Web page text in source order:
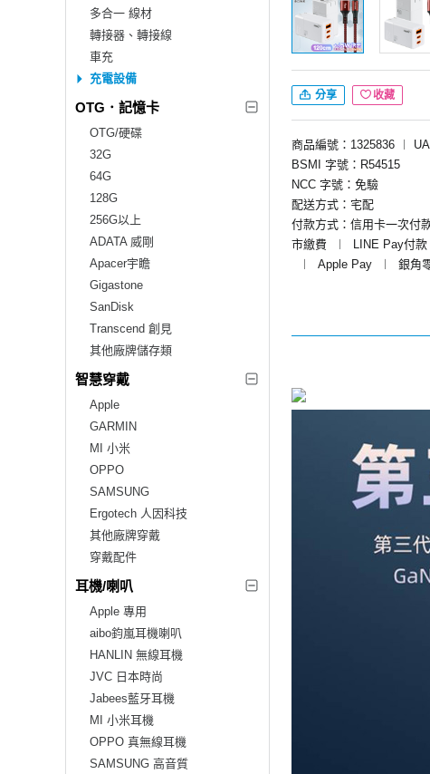
多合一 線材
轉接器、轉接線
車充
充電設備
OTG．記憶卡
OTG/硬碟
32G
64G
128G
256G以上
ADATA 威剛
Apacer宇瞻
Gigastone
SanDisk
Transcend 創見
其他廠牌儲存類
智慧穿戴
Apple
GARMIN
MI 小米
OPPO
SAMSUNG
Ergotech 人因科技
其他廠牌穿戴
穿戴配件
耳機/喇叭
Apple 專用
aibo鈞嵐耳機喇叭
HANLIN 無線耳機
JVC 日本時尚
Jabees藍牙耳機
MI 小米耳機
OPPO 真無線耳機
SAMSUNG 高音質
分享 收藏
商品編號：1325836 ︱
BSMI 字號：R54515
NCC 字號：免驗
配送方式：宅配
付款方式：信用卡一次付
市繳費
︱ LINE Pay付款
︱
Apple Pay ︱ 銀角